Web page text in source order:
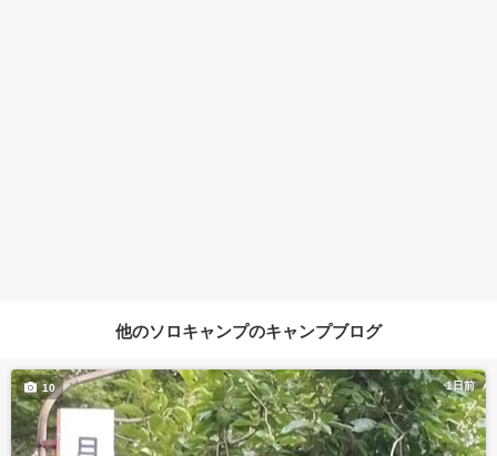
他のソロキャンプのキャンプブログ
1日前
10